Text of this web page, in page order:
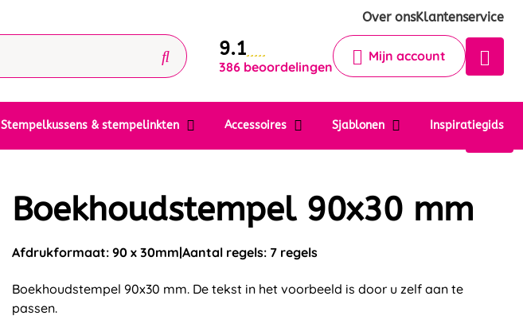
Over onsKlantenservice
9.1
386 beoordelingen
Mijn account
Stempelkussens & stempelinkten Accessoires Sjablonen Inspiratiegids
Krijg een antwoord op uw vraag
Chat 24/7 met onze chatbot voor
Contact
Boekhoudstempel 90x30 mm
Afdrukformaat: 90 x 30mm Aantal regels: 7 regels
Boekhoudstempel 90x30 mm. De tekst in het voorbeeld is door u zelf aan te
passen.